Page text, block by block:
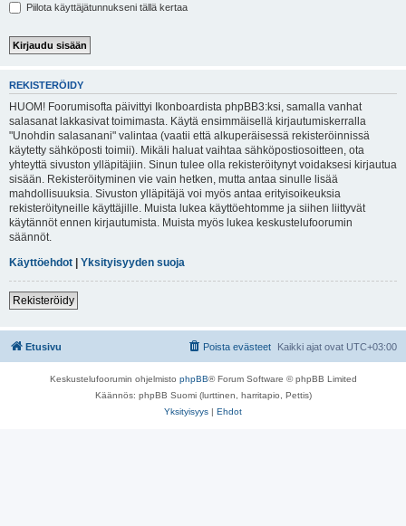
Piilota käyttäjätunnukseni tällä kertaa
REKISTERÖIDY
HUOM! Foorumisofta päivittyi Ikonboardista phpBB3:ksi, samalla vanhat
salasanat lakkasivat toimimasta. Käytä ensimmäisellä kirjautumiskerralla
"Unohdin salasanani" valintaa (vaatii että alkuperäisessä rekisteröinnissä
käytetty sähköposti toimii). Mikäli haluat vaihtaa sähköpostiosoitteen, ota
yhteyttä sivuston ylläpitäjiin. Sinun tulee olla rekisteröitynyt voidaksesi kirjautua
sisään. Rekisteröityminen vie vain hetken, mutta antaa sinulle lisää
mahdollisuuksia. Sivuston ylläpitäjä voi myös antaa erityisoikeuksia
rekisteröityneille käyttäjille. Muista lukea käyttöehtomme ja siihen liittyvät
käytännöt ennen kirjautumista. Muista myös lukea keskustelufoorumin
säännöt.
Käyttöehdot | Yksityisyyden suoja
Rekisteröidy
Etusivu Kaikki ajat ovat UTC+03:00
Poista evästeet
Keskustelufoorumin ohjelmisto phpBB® Forum Software © phpBB Limited
Käännös: phpBB Suomi (lurttinen, harritapio, Pettis)
Yksityisyys | Ehdot